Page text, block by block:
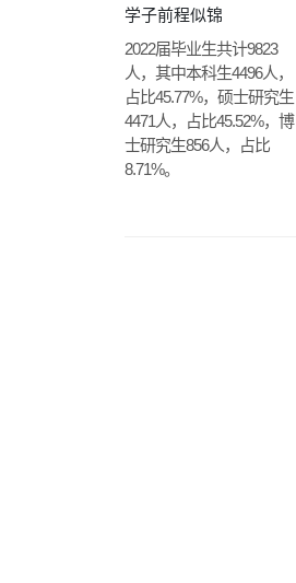
学子前程似锦
2022届毕业生共计9823
人，其中本科生4496人，
占比45.77%，硕士研究生
4471人，占比45.52%，博
士研究生856人，占比
8.71%。